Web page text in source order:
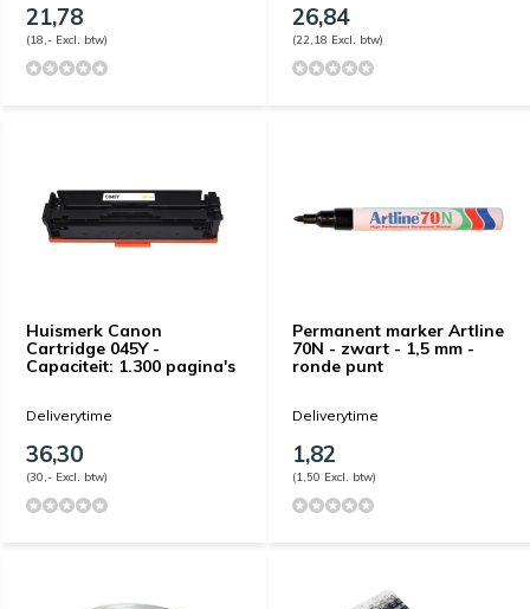
21,78
(18,- Excl. btw)
26,84
(22,18 Excl. btw)
Huismerk Canon
Cartridge 045Y -
Capaciteit: 1.300 pagina's
Deliverytime
36,30
(30,- Excl. btw)
Permanent marker Artline
70N - zwart - 1,5 mm -
ronde punt
Deliverytime
1,82
(1,50 Excl. btw)